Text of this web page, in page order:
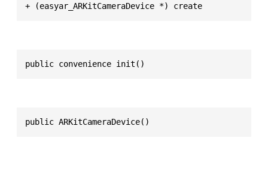
+ (easyar_ARKitCameraDevice *) create
public convenience init()
public ARKitCameraDevice()